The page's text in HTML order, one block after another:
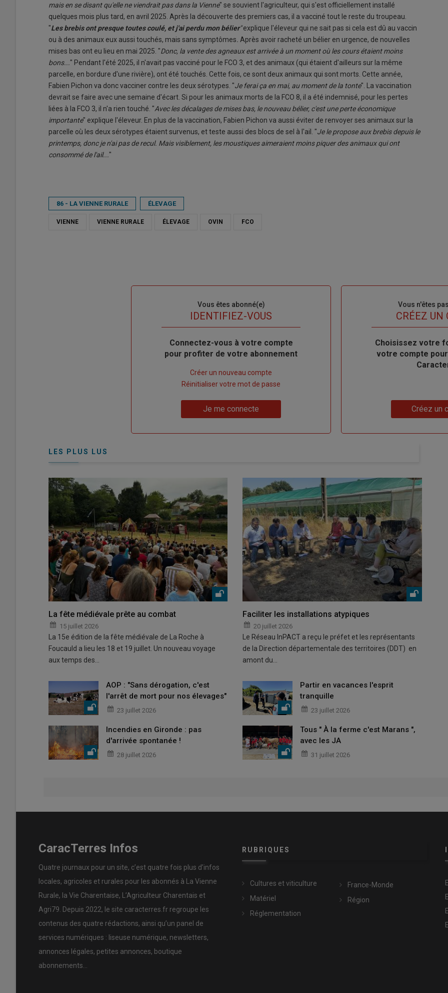
mais en se disant qu'elle ne viendrait pas dans la Vienne" se souvient l'agriculteur, qui s'est officiellement installé
quelques mois plus tard, en avril 2025. Après la découverte des premiers cas, il a vacciné tout le reste du troupeau.
"Les brebis ont presque toutes coulé, et j'ai perdu mon bélier"explique l'éleveur qui ne sait pas si cela est dû au vaccin
ou à des animaux eux aussi touchés, mais sans symptômes Après avoir racheté un bélier en urgence, de nouvelles
mises bas ont eu lieu en mai 2025. "Donc, la vente des agneaux est arrivée à un moment où les cours étaient moins
bons... " Pendant l'été 2025, il n'avait pas vacciné pour le FCO 3, et des animaux (qui étaient d'ailleurs sur la même
parcelle, en bordure d'une rivière), ont été touchés. Cette fois, ce sont deux animaux qui sont morts. Cette année,
Fabien Pichon va donc vacciner contre les deux sérotypes. "Je ferai ça en mai, au moment de la tonte". La vaccination
devrait se faire avec une semaine d'écart. Si pour les animaux morts de la FCO 8, il a été indemnisé, pour les pertes
liées à la FCO 3, il n'a rien touché. "Avec les décalages de mises bas, le nouveau bélier, c'est une perte économique
importante" explique l'éleveur. En plus de la vaccination, Fabien Pichon va aussi éviter de renvoyer ses animaux sur la
parcelle où les deux sérotypes étaient survenus, et teste aussi des blocs de sel à l'ail. "Je le propose aux brebis depuis le
printemps, donc je n'ai pas de recul. Mais visiblement, les moustiques aimeraient moins piquer des animaux qui ont
consommé de l'ail... "
86 - LA VIENNE RURALE ÉLEVAGE
VIENNE VIENNE RURALE ÉLEVAGE OVIN FCO
Vous êtes abonné(e)
IDENTIFIEZ-VOUS
Body
Connectez-vous à votre compte
pour profiter de votre abonnement
compte"
Créer un nouveau compte
Réinitialiser votre mot de passe
Je me connecte
Vous n'êtes
TITRECRÉEZ UN
Body
Choisissez votre
votre compte
Créez un
LES PLUS LUS
La fête médiévale prête au combat
15 juillet 2026
La 15e édition de la fête médiévale de La Roche à
Foucauld a lieu les 18 et 19 juillet. Un nouveau voyage
aux temps des…
Faciliter les installations atypiques
20 juillet 2026
Le Réseau InPACT a reçu le préfet et les représentants
de la Direction départementale des territoires (DDT) en
amont du…
AOP : "Sans dérogation, c'est
l'arrêt de mort pour nos élevages"
23 juillet 2026
Partir en vacances l'esprit
tranquille
23 juillet 2026
Incendies en Gironde : pas
d'arrivée spontanée !
28 juillet 2026
Tous " À la ferme c'est Marans ",
avec les JA
31 juillet 2026
CaracTerres Infos
Quatre journaux pour un site, c’est quatre fois plus d’infos
locales, agricoles et rurales pour les abonnés à La Vienne
Rurale, la Vie Charentaise, L’Agriculteur Charentais et
Agri79. Depuis 2022, le site caracterres.fr regroupe les
contenus des quatre rédactions, ainsi qu’un panel de
services numériques : liseuse numérique, newsletters,
annonces légales, petites annonces, boutique
abonnements…
RUBRIQUES
Cultures et viticulture
Matériel
Réglementation
France-Monde
Région